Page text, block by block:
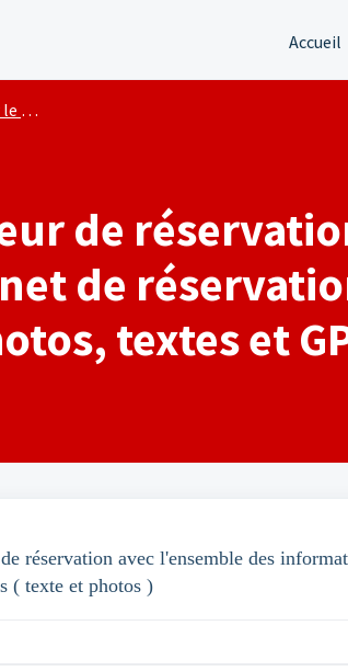
Accueil
de
de
textes et
réservation avec l'ensemble des
( texte et photos )